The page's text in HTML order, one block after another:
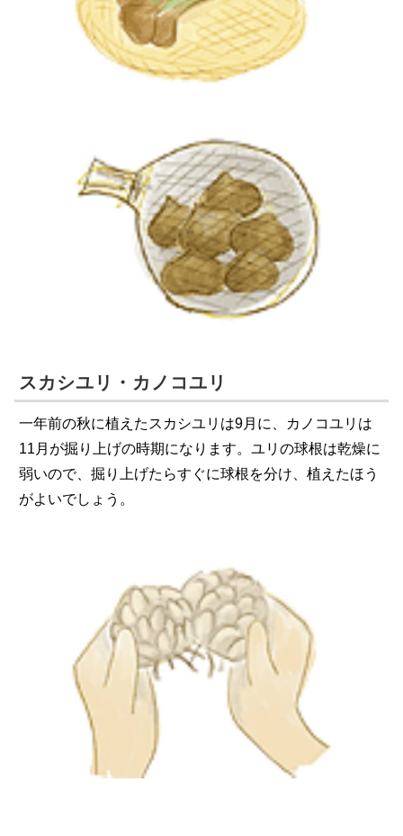
スカシユリ・カノコユリ
一年前の秋に植えたスカシユリは9月に、カノコユリは
11月が掘り上げの時期になります。ユリの球根は乾燥に
弱いので、掘り上げたらすぐに球根を分け、植えたほう
がよいでしょう。